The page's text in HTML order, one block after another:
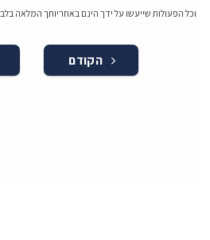
וכל הפעולות שייעשו על ידך הינם באחריותך המלאה
הקודם